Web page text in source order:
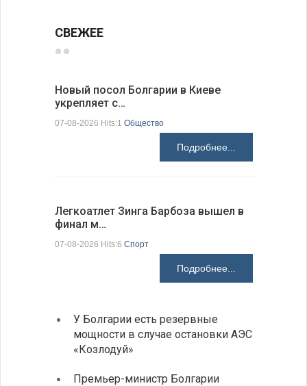
СВЕЖЕЕ
Новый посол Болгарии в Киеве
укрепляет с…
07-08-2026 Hits:1 Общество
Подробнее...
Легкоатлет Зинга Барбоза вышел в
финал м…
07-08-2026 Hits:6 Спорт
Подробнее...
У Болгарии есть резервные
мощности в случае остановки АЭС
«Козлодуй»
Премьер-министр Болгарии